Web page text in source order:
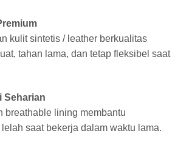
kulit sintetis / leather berkualitas
tahan lama, dan tetap fleksibel saat
Seharian
breathable lining membantu
saat bekerja dalam waktu lama.